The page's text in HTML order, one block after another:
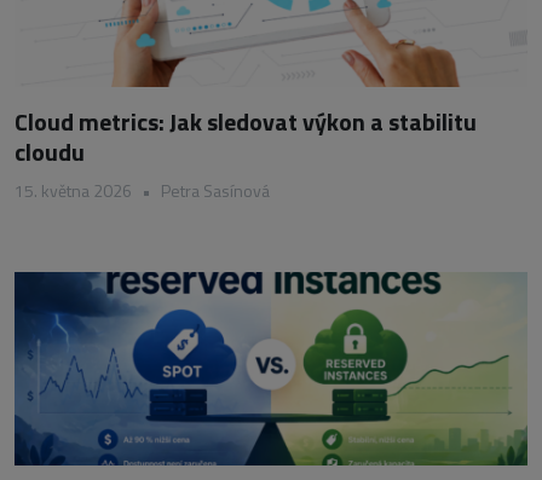
Cloud metrics: Jak sledovat výkon a stabilitu
cloudu
15. května 2026 • Petra Sasínová